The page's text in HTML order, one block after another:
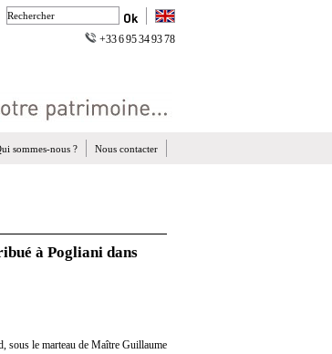
+33 6 95 34 93 78
Nous contacter
sommes-nous ?
à Pogliani dans
sous le marteau de Maître Guillaume